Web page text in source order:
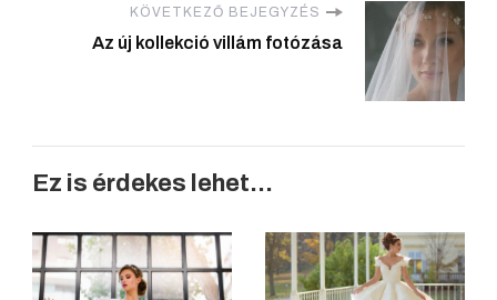
KÖVETKEZŐ BEJEGYZÉS
Az új kollekció villám fotózása
Ez is érdekes lehet...